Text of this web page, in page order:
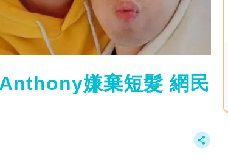
嫌棄短髮 網民